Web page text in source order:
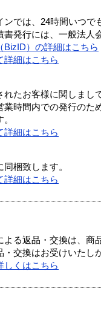
ンでは、24時間いつで
発行には、一般法人
BizID）の詳細はこちら
詳細はこちら
れたお客様に関しまし
業時間内での発行のた
詳細はこちら
梱致します。
詳細はこちら
よる返品・交換は、商
交換はお受けいたし
しくはこちら